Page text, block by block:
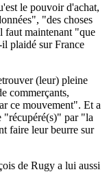
le pouvoir d'achat,
"des choses
faut maintenant "que
plaidé sur France
(leur) pleine
commerçants,
ce mouvement". Et a
"récupéré(s)" par "la
faire leur beurre sur
de Rugy a lui aussi